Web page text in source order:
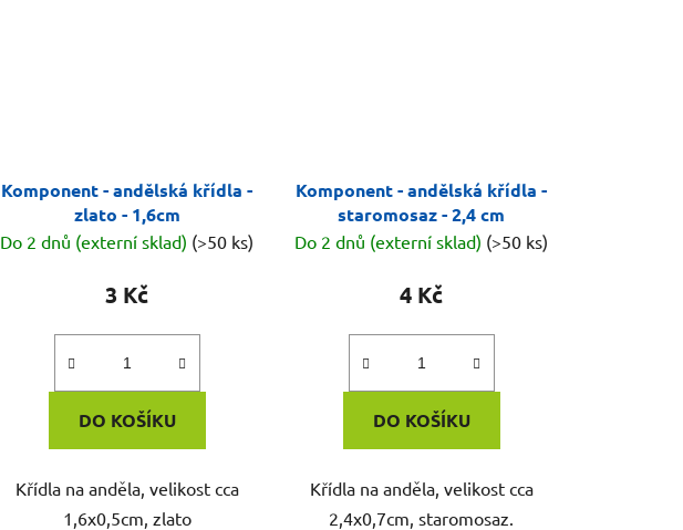
Komponent - andělská křídla -
zlato - 1,6cm
Do 2 dnů (externí sklad) (>50 ks)
3 Kč
DO KOŠÍKU
Křídla na anděla, velikost cca
1,6x0,5cm, zlato
Komponent - andělská křídla -
staromosaz - 2,4 cm
Do 2 dnů (externí sklad) (>50 ks)
4 Kč
DO KOŠÍKU
Křídla na anděla, velikost cca
2,4x0,7cm, staromosaz.